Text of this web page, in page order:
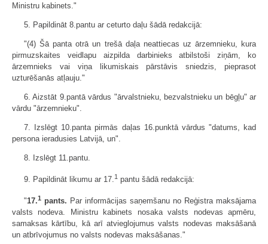
Ministru kabinets."
5. Papildināt 8.pantu ar ceturto daļu šādā redakcijā:
"(4) Šā panta otrā un trešā daļa neattiecas uz ārzemnieku, kura
pirmuzskaites veidlapu aizpilda darbinieks atbilstoši ziņām, ko
ārzemnieks vai viņa likumiskais pārstāvis sniedzis, pieprasot
uzturēšanās atļauju."
6. Aizstāt 9.pantā vārdus "ārvalstnieku, bezvalstnieku un bēgļu" ar
vārdu "ārzemnieku".
7. Izslēgt 10.panta pirmās daļas 16.punktā vārdus "datums, kad
persona ieradusies Latvijā, un".
8. Izslēgt 11.pantu.
9. Papildināt likumu ar 17.1 pantu šādā redakcijā:
"17.1 pants. Par informācijas saņemšanu no Reģistra maksājama
valsts nodeva. Ministru kabinets nosaka valsts nodevas apmēru,
samaksas kārtību, kā arī atvieglojumus valsts nodevas maksāšanā
un atbrīvojumus no valsts nodevas maksāšanas."